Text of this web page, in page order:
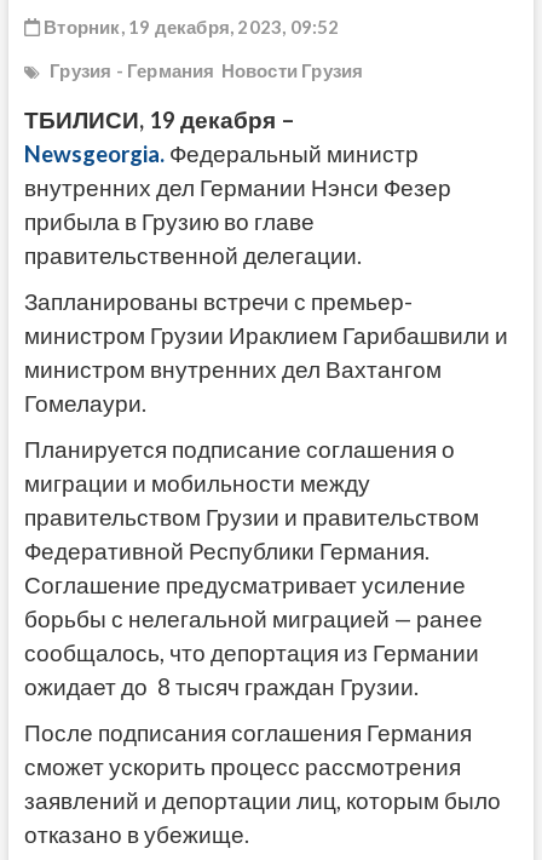
Вторник, 19 декабря, 2023, 09:52
Грузия - Германия Новости Грузия
ТБИЛИСИ, 19 декабря –
Newsgeorgia. Федеральный министр
внутренних дел Германии Нэнси Фезер
прибыла в Грузию во главе
правительственной делегации.
Запланированы встречи с премьер-
министром Грузии Ираклием Гарибашвили и
министром внутренних дел Вахтангом
Гомелаури.
Планируется подписание соглашения о
миграции и мобильности между
правительством Грузии и правительством
Федеративной Республики Германия.
Соглашение предусматривает усиление
борьбы с нелегальной миграцией — ранее
сообщалось, что депортация из Германии
ожидает до 8 тысяч граждан Грузии.
После подписания соглашения Германия
сможет ускорить процесс рассмотрения
заявлений и депортации лиц, которым было
отказано в убежище.